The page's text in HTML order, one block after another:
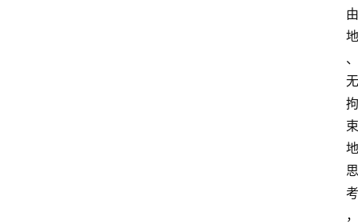
由
地
、
无
拘
束
地
思
考
，